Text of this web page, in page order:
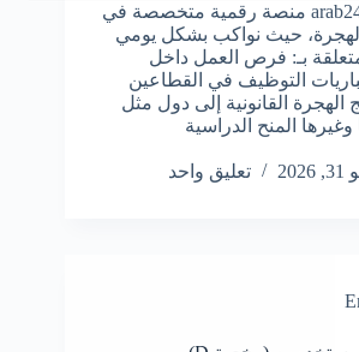
يُعتبر موقع arab24.online منصة رقمية متخصصة في
حيث نواكب بشكل يومي
بـ: فرص العمل داخل
التوظيف في القطاعين
الهجرة القانونية إلى دول مثل
وغيرها المنح الدراسية
تعليق واحد